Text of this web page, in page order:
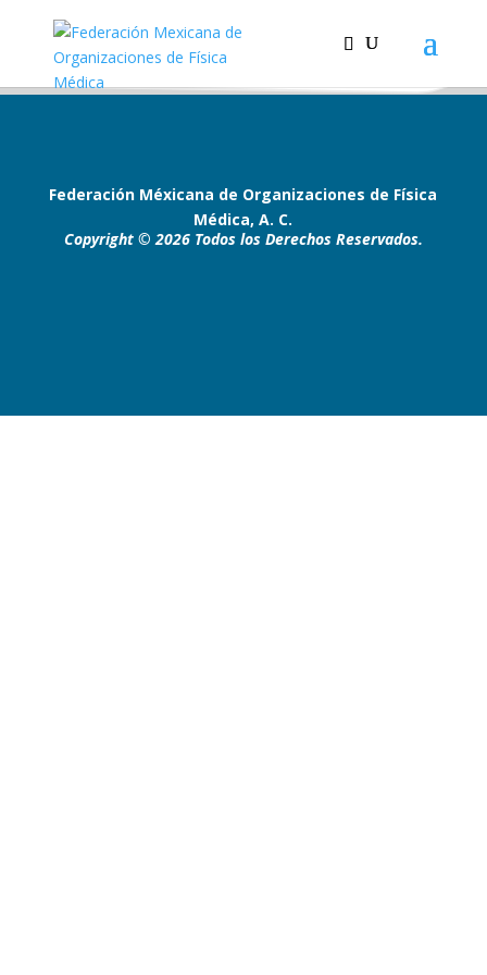
Federación Méxicana de Organizaciones de Física
Médica, A. C.
Copyright © 2026 Todos los Derechos Reservados.